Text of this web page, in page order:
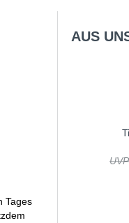
Tages
AUS